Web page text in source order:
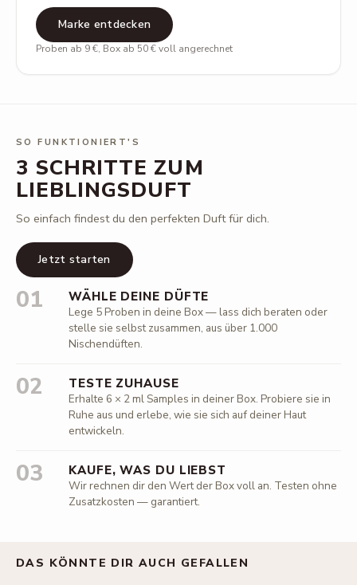
Marke entdecken
Proben ab 9 €, Box ab 50 € voll angerechnet
SO FUNKTIONIERT'S
3 SCHRITTE ZUM
LIEBLINGSDUFT
So einfach findest du den perfekten Duft für dich.
Jetzt starten
01 WÄHLE DEINE DÜFTE
Lege 5 Proben in deine Box — lass dich beraten oder
stelle sie selbst zusammen, aus über 1.000
Nischendüften.
02 TESTE ZUHAUSE
Erhalte 6 × 2 ml Samples in deiner Box. Probiere sie in
Ruhe aus und erlebe, wie sie sich auf deiner Haut
entwickeln.
03 KAUFE, WAS DU LIEBST
Wir rechnen dir den Wert der Box voll an. Testen ohne
Zusatzkosten — garantiert.
DAS KÖNNTE DIR AUCH GEFALLEN